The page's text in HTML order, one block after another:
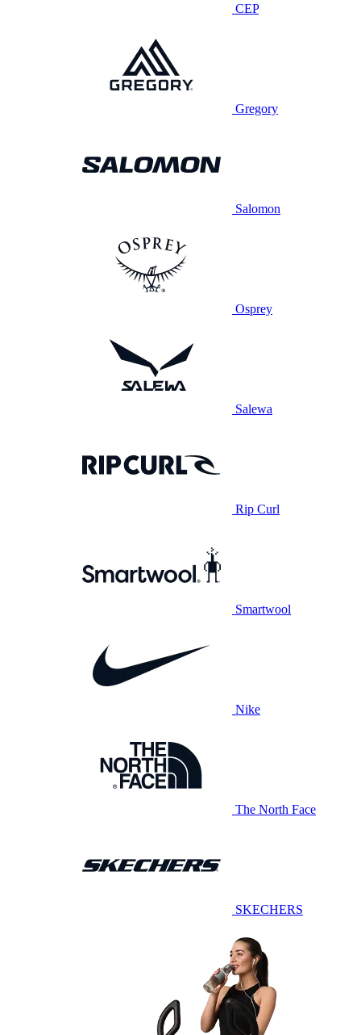
CEP
Gregory
Salomon
Osprey
Salewa
Rip Curl
Smartwool
Nike
The North Face
SKECHERS